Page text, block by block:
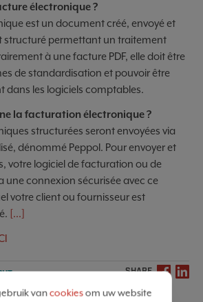
électronique ?
est un document créé, envoyé et
structuré permettant un traitement
à une facture PDF, elle doit être
de standardisation et pouvoir être
dans les logiciels comptables.
la facturation électronique ?
structurées seront envoyées via
dénommé Peppol. Pour envoyer et
votre logiciel de facturation ou de
une connexion sécurisée avec ce
votre client ou fournisseur est
[...]
SHARE
vancookiesom uw website